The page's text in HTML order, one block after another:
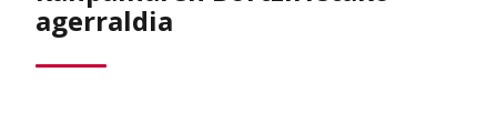
agerraldia